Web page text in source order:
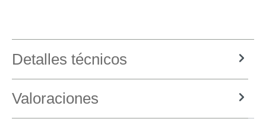
Detalles técnicos
Valoraciones